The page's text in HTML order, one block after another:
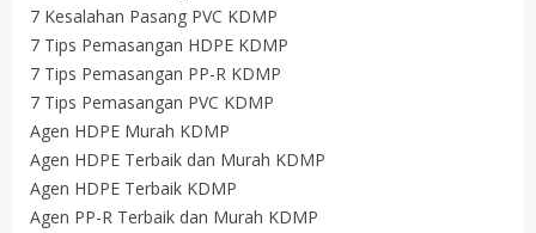
7 Kesalahan Pasang PVC KDMP
7 Tips Pemasangan HDPE KDMP
7 Tips Pemasangan PP-R KDMP
7 Tips Pemasangan PVC KDMP
Agen HDPE Murah KDMP
Agen HDPE Terbaik dan Murah KDMP
Agen HDPE Terbaik KDMP
Agen PP-R Terbaik dan Murah KDMP